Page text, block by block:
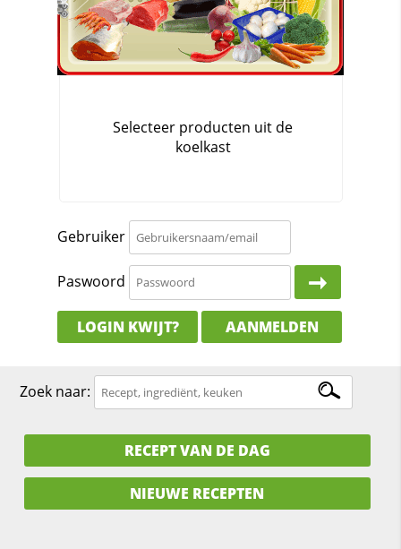
Gebruiker
Paswoord
LOGIN KWIJT? AANMELDEN
Zoek naar:
RECEPT VAN DE DAG
NIEUWE RECEPTEN